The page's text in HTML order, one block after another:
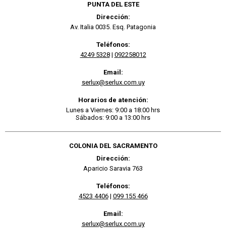
PUNTA DEL ESTE
Dirección:
Av. Italia 0035. Esq. Patagonia
Teléfonos:
4249 5328| 092258012
Email:
serlux@serlux.com.uy
Horarios de atención:
Lunes a Viernes: 9:00 a 18:00 hrs
Sábados: 9:00 a 13:00 hrs
COLONIA DEL SACRAMENTO
Dirección:
Aparicio Saravia 763
Teléfonos:
4523 4406| 099 155 466
Email:
serlux@serlux.com.uy